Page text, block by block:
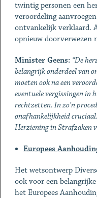
twintig personen een
veroordeling
ontvankelijk verklaard.
opnieuw doorverwezen
Minister Geens: “De
belangrijk onderdeel van
moeten ook na een
eventuele vergissingen in
rechtzetten. In zo’n
onafhankelijkheid
Herziening in Strafzaken
Europees
Het wetsontwerp
ook voor een
het Europees